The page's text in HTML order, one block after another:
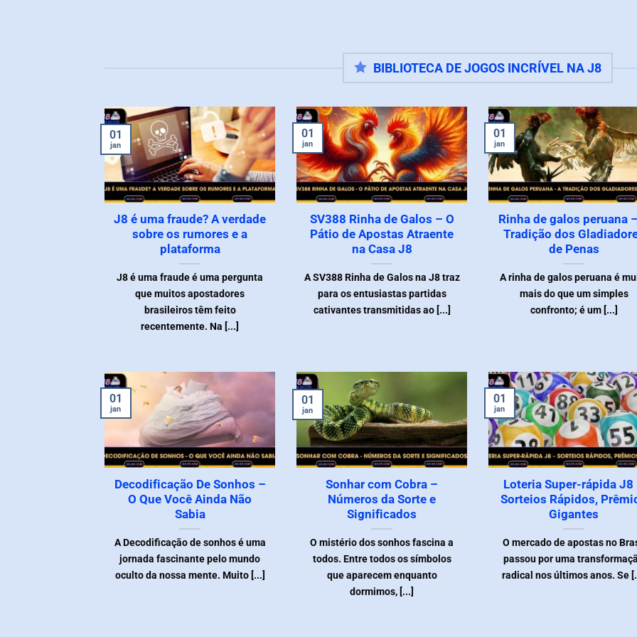
BIBLIOTECA DE JOGOS INCRÍVEL NA J8
J8 é uma fraude? A verdade
sobre os rumores e a
plataforma
J8 é uma fraude é uma pergunta
que muitos apostadores
brasileiros têm feito
recentemente. Na [...]
01
jan
SV388 Rinha de Galos – O
Pátio de Apostas Atraente
na Casa J8
A SV388 Rinha de Galos na J8 traz
para os entusiastas partidas
cativantes transmitidas ao [...]
01
jan
Rinha de galos peruana
Tradição dos
de Penas
A rinha de galos peruana é
mais do que um simples
confronto; é um [...]
01
jan
Decodificação De Sonhos –
O Que Você Ainda Não
Sabia
A Decodificação de sonhos é uma
jornada fascinante pelo mundo
oculto da nossa mente. Muito [...]
01
jan
Sonhar com Cobra –
Números da Sorte e
Significados
O mistério dos sonhos fascina a
todos. Entre todos os símbolos
que aparecem enquanto
dormimos, [...]
01
jan
Loteria Super-rápida J8
Sorteios Rápidos,
Gigantes
O mercado de apostas no
passou por uma
radical nos últimos anos. Se
01
jan